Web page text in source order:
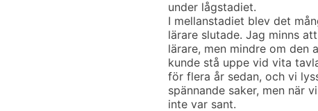
under lågstadiet.
I mellanstadiet blev det
lärare slutade. Jag minns
lärare, men mindre om den
kunde stå uppe vid vita
för flera år sedan, och vi
spännande saker, men när
inte var sant.